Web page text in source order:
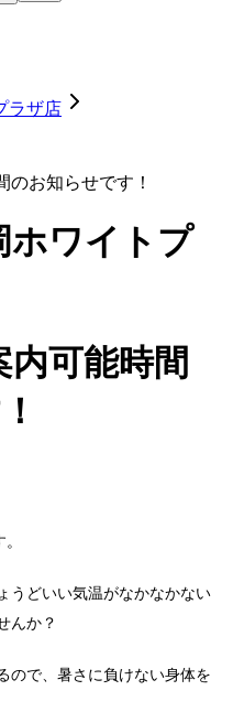
ラザ店
のお知らせです！
ホワイトプ
内可能時間
うどいい気温がなかなかない
んか？
ので、暑さに負けない身体を